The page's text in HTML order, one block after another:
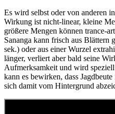
Es wird selbst oder von anderen
Wirkung ist nicht-linear, kleine
größere Mengen können trance-
Sananga kann frisch aus Blättern
sek.) oder aus einer Wurzel
länger, verliert aber bald seine
Aufmerksamkeit und wird
kann es bewirken, dass
sich damit vom Hintergrund